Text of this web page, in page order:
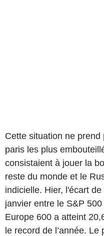
Cette situation ne
paris les plus
consistaient à jouer la
reste du monde et le
indicielle. Hier, l'écart
janvier entre le S&P
Europe 600 a atteint
le record de l’année.